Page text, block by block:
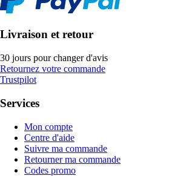
Livraison et retour
30 jours pour changer d'avis
Retournez votre commande
Trustpilot
Services
Mon compte
Centre d'aide
Suivre ma commande
Retourner ma commande
Codes promo